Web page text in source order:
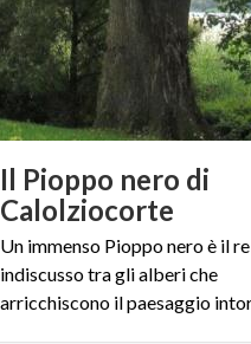
Il Pioppo nero di
Calolziocorte
Un immenso Pioppo nero è il re
indiscusso tra gli alberi che